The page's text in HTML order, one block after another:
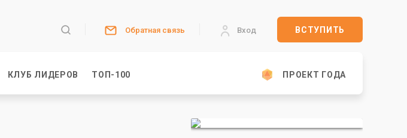
Обратная связь Вход ВСТУПИТЬ
КЛУБ ЛИДЕРОВ ТОП-100 ПРОЕКТ ГОДА